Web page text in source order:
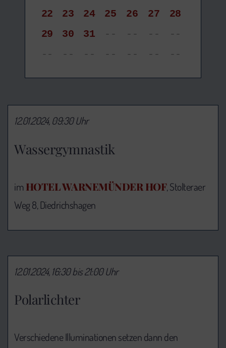
22
23 24 25 26 27
28
29
30 31 -- -- --
--
--
-- -- -- -- -- --
Wassergymnastik
12.01.2024, 09:30 Uhr
imHOTEL WARNEMÜNDER HOF, Stolteraer
Weg 8, Diedrichshagen
Polarlichter
12.01.2024, 16:30 bis 21:00 Uhr
Verschiedene Illuminationen setzen dann den